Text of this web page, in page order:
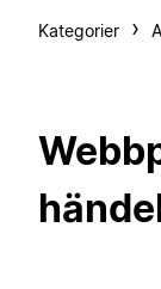
Kategorier